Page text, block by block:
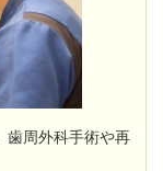
歯周外科手術や再